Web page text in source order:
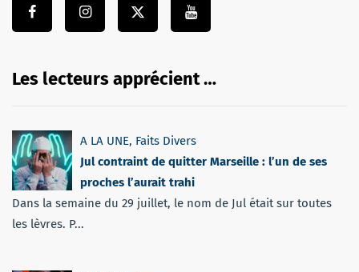
Les lecteurs apprécient …
A LA UNE, Faits Divers
Jul contraint de quitter Marseille : l’un de ses
proches l’aurait trahi
Dans la semaine du 29 juillet, le nom de Jul était sur toutes
les lèvres. P...